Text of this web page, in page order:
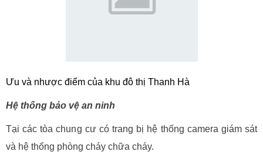
Ưu và nhược điểm của khu đô thị Thanh Hà
Hệ thống bảo vệ an ninh
Tại các tòa chung cư có trang bị hệ thống camera giám sát
và hệ thống phòng cháy chữa cháy.